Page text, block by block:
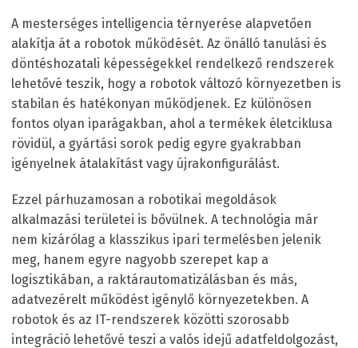
A mesterséges intelligencia térnyerése alapvetően
alakítja át a robotok működését. Az önálló tanulási és
döntéshozatali képességekkel rendelkező rendszerek
lehetővé teszik, hogy a robotok változó környezetben is
stabilan és hatékonyan működjenek. Ez különösen
fontos olyan iparágakban, ahol a termékek életciklusa
rövidül, a gyártási sorok pedig egyre gyakrabban
igényelnek átalakítást vagy újrakonfigurálást.
Ezzel párhuzamosan a robotikai megoldások
alkalmazási területei is bővülnek. A technológia már
nem kizárólag a klasszikus ipari termelésben jelenik
meg, hanem egyre nagyobb szerepet kap a
logisztikában, a raktárautomatizálásban és más,
adatvezérelt működést igénylő környezetekben. A
robotok és az IT-rendszerek közötti szorosabb
integráció lehetővé teszi a valós idejű adatfeldolgozást,